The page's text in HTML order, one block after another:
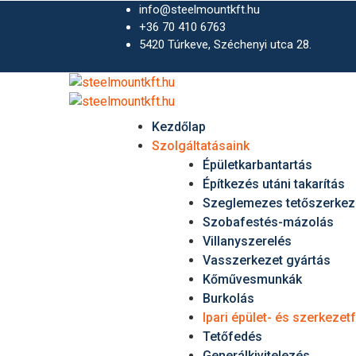
info@steelmountkft.hu
+36 70 410 6763
5420 Túrkeve, Széchenyi utca 28.
Kezdőlap
Szolgáltatásaink
Épületkarbantartás
Építkezés utáni takarítás
Szeglemezes
Szobafestés-mázolás
Villanyszerelés
Vasszerkezet gyártás
Kőművesmunkák
Burkolás
Ipari épület- és
Tetőfedés